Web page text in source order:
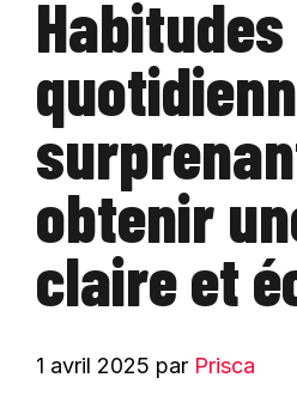
Habitudes
obtenir
claire et
1 avril 2025 par Prisca